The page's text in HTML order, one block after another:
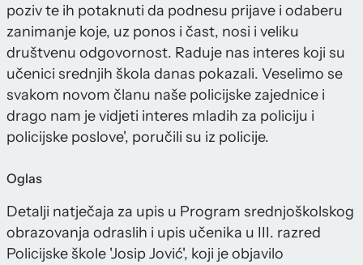
poziv te ih potaknuti da podnesu prijave i odaberu
zanimanje koje, uz ponos i čast, nosi i veliku
društvenu odgovornost. Raduje nas interes koji su
učenici srednjih škola danas pokazali. Veselimo se
svakom novom članu naše policijske zajednice i
drago nam je vidjeti interes mladih za policiju i
policijske poslove', poručili su iz policije.
Oglas
Detalji natječaja za upis u Program srednjoškolskog
obrazovanja odraslih i upis učenika u III. razred
Policijske škole 'Josip Jović', koji je objavilo